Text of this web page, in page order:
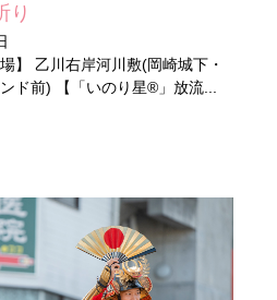
り
】 乙川右岸河川敷(岡崎城下・
ド前) 【「いのり星®」放流...